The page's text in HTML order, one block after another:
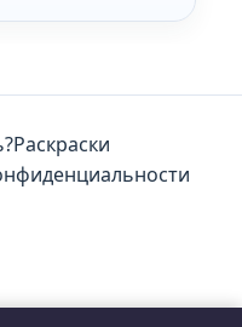
Раскраски